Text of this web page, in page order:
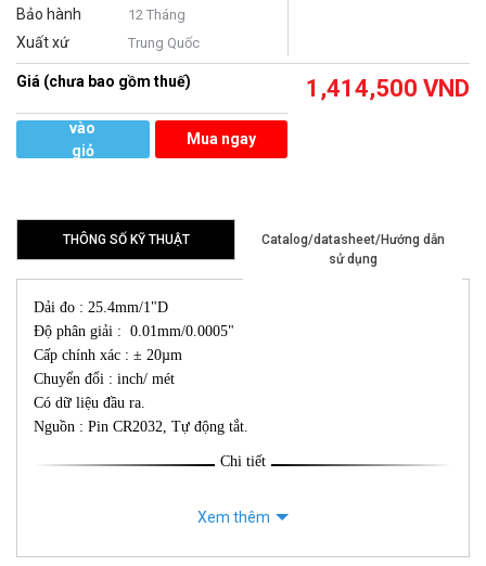
Bảo hành 12 Tháng
Xuất xứ Trung Quốc
Giá (chưa bao gồm thuế) 1,414,500 VND
vào
giỏ
Mua ngay
THÔNG SỐ KỸ THUẬT
Catalog/datasheet/Hướng dẫn
sử dụng
Dải đo : 25.4mm/1"D
Độ phân giải : 0.01mm/0.0005"
Cấp chính xác : ± 20µm
Chuyển đổi : inch/ mét
Có dữ liệu đầu ra.
Nguồn : Pin CR2032, Tự động tắt.
Chi tiết
Xem thêm